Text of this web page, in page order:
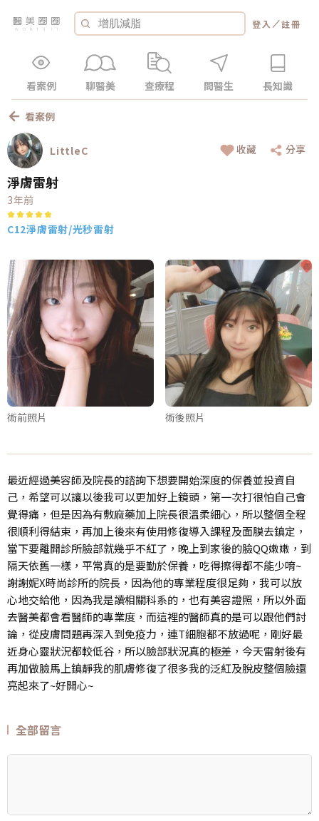
登入 ／註冊
看案例 聊醫美 查療程 問醫生 長知識
看案例
LittleC 收藏 分享
淨膚雷射
3年前
C12淨膚雷射/光秒雷射
術前照片 術後照片
最近經過美容師及院長的諮詢下想要開始深度的保養並投資自
己，希望可以讓以後我可以更加好上鏡頭，第一次打很怕自己會
覺得痛，但是因為有敷麻藥加上院長很溫柔細心，所以整個全程
很順利得結束，再加上後來有使用修復導入課程及面膜去鎮定，
當下要離開診所臉部就幾乎不紅了，晚上到家後的臉QQ嫩嫩，到
隔天依舊一樣，平常真的是要勤於保養，吃得擦得都不能少唷~
謝謝妮X時尚診所的院長，因為他的專業程度很足夠，我可以放
心地交給他，因為我是讀相關科系的，也有美容證照，所以外面
去醫美都會看醫師的專業度，而這裡的醫師真的是可以跟他們討
論，從皮膚問題再深入到免疫力，連T細胞都不放過呢，剛好最
近身心靈狀況都較低谷，所以臉部狀況真的極差，今天雷射後有
再加做臉馬上鎮靜我的肌膚修復了很多我的泛紅及脫皮整個臉還
亮起來了~好開心~
全部留言